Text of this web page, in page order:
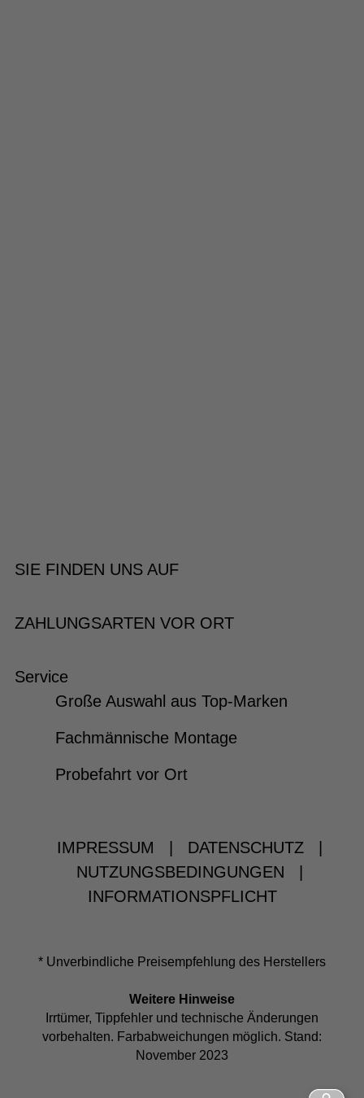
SIE FINDEN UNS AUF
ZAHLUNGSARTEN VOR ORT
Service
Große Auswahl aus Top-Marken
Fachmännische Montage
Probefahrt vor Ort
IMPRESSUM DATENSCHUTZ
NUTZUNGSBEDINGUNGEN
INFORMATIONSPFLICHT
* Unverbindliche Preisempfehlung des Herstellers
Weitere Hinweise
Irrtümer, Tippfehler und technische Änderungen
vorbehalten. Farbabweichungen möglich. Stand:
November 2023